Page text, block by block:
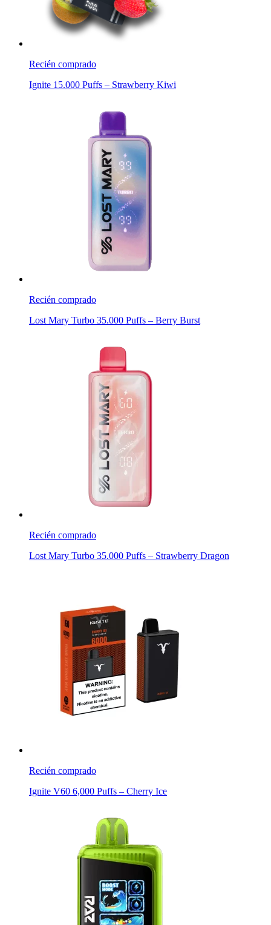
Recién comprado
Ignite 15.000 Puffs – Strawberry Kiwi
Recién comprado
Lost Mary Turbo 35.000 Puffs – Berry Burst
Recién comprado
Lost Mary Turbo 35.000 Puffs – Strawberry Dragon
Recién comprado
Ignite V60 6,000 Puffs – Cherry Ice